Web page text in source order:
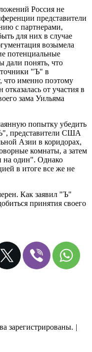
Россия не
представители
с партнерами,
для них в случае
возымела
потенциальные
дали понять, что
"Ъ" в
что именно поэтому
от участия в
зама Уильяма
попытку убедить
представители США
Азии в коридорах,
комнаты, а затем
на один". Однако
в итоге все же не
Как заявил "Ъ"
принятия своего
зарегистрированы. |